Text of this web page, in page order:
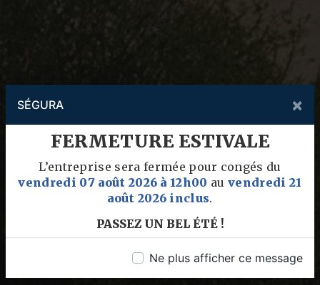
SÉGURA ×
FERMETURE ESTIVALE
L’entreprise sera fermée pour congés du
vendredi 07 août 2026 à 12h00 auvendredi 21
août 2026 inclus.
PASSEZ UN BEL ÉTÉ !
Ne plus afficher ce message